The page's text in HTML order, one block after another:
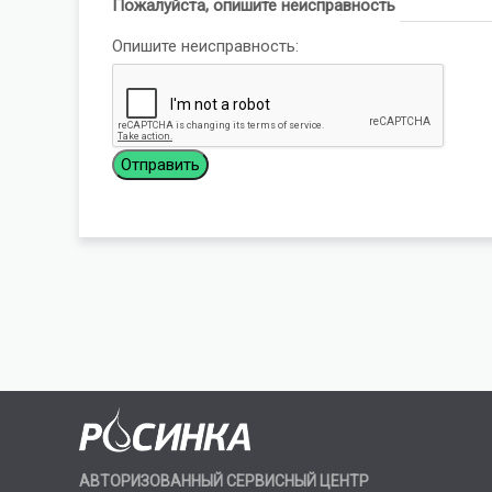
Пожалуйста, опишите неисправность
Опишите неисправность:
АВТОРИЗОВАННЫЙ СЕРВИСНЫЙ ЦЕНТР